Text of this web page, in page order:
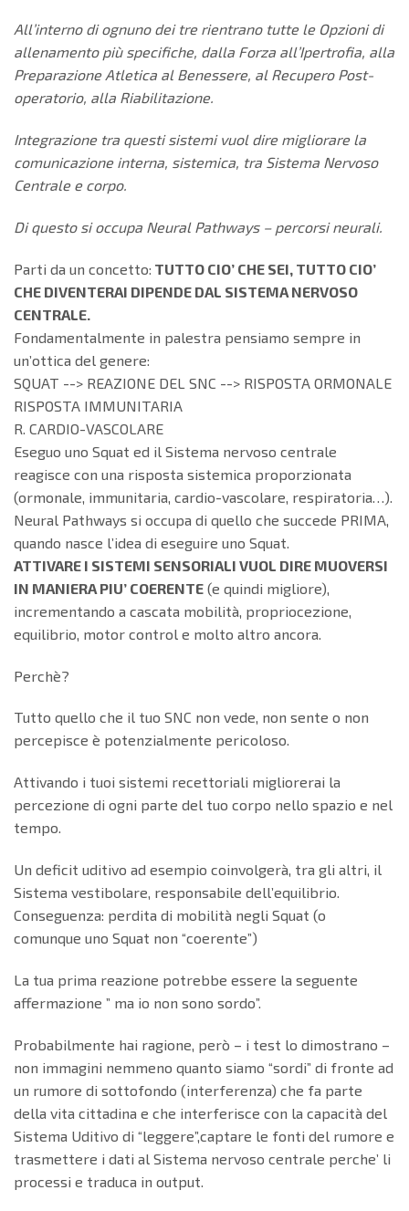
All’interno di ognuno dei tre rientrano tutte le Opzioni di
allenamento più specifiche, dalla Forza all’Ipertrofia, alla
Preparazione Atletica al Benessere, al Recupero Post-
operatorio, alla Riabilitazione.
Integrazione tra questi sistemi vuol dire migliorare la
comunicazione interna, sistemica, tra Sistema Nervoso
Centrale e corpo.
Di questo si occupa Neural Pathways – percorsi neurali.
Parti da un concetto: TUTTO CIO’ CHE SEI, TUTTO CIO’
CHE DIVENTERAI DIPENDE DAL SISTEMA NERVOSO
CENTRALE.
Fondamentalmente in palestra pensiamo sempre in
un’ottica del genere:
SQUAT --> REAZIONE DEL SNC --> RISPOSTA ORMONALE
RISPOSTA IMMUNITARIA
R. CARDIO-VASCOLARE
Eseguo uno Squat ed il Sistema nervoso centrale
reagisce con una risposta sistemica proporzionata
(ormonale, immunitaria, cardio-vascolare, respiratoria…).
Neural Pathways si occupa di quello che succede PRIMA,
quando nasce l’idea di eseguire uno Squat.
ATTIVARE I SISTEMI SENSORIALI VUOL DIRE MUOVERSI
IN MANIERA PIU’ COERENTE (e quindi migliore),
incrementando a cascata mobilità, propriocezione,
equilibrio, motor control e molto altro ancora.
Perchè?
Tutto quello che il tuo SNC non vede, non sente o non
percepisce è potenzialmente pericoloso.
Attivando i tuoi sistemi recettoriali migliorerai la
percezione di ogni parte del tuo corpo nello spazio e nel
tempo.
Un deficit uditivo ad esempio coinvolgerà, tra gli altri, il
Sistema vestibolare, responsabile dell’equilibrio.
Conseguenza: perdita di mobilità negli Squat (o
comunque uno Squat non “coerente”)
La tua prima reazione potrebbe essere la seguente
affermazione ” ma io non sono sordo”.
Probabilmente hai ragione, però – i test lo dimostrano –
non immagini nemmeno quanto siamo “sordi” di fronte ad
un rumore di sottofondo (interferenza) che fa parte
della vita cittadina e che interferisce con la capacità del
Sistema Uditivo di “leggere”,captare le fonti del rumore e
trasmettere i dati al Sistema nervoso centrale perche’ li
processi e traduca in output.